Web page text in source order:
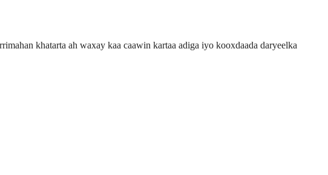
khatarta ah waxay kaa caawin kartaa adiga iyo kooxdaada daryeelka